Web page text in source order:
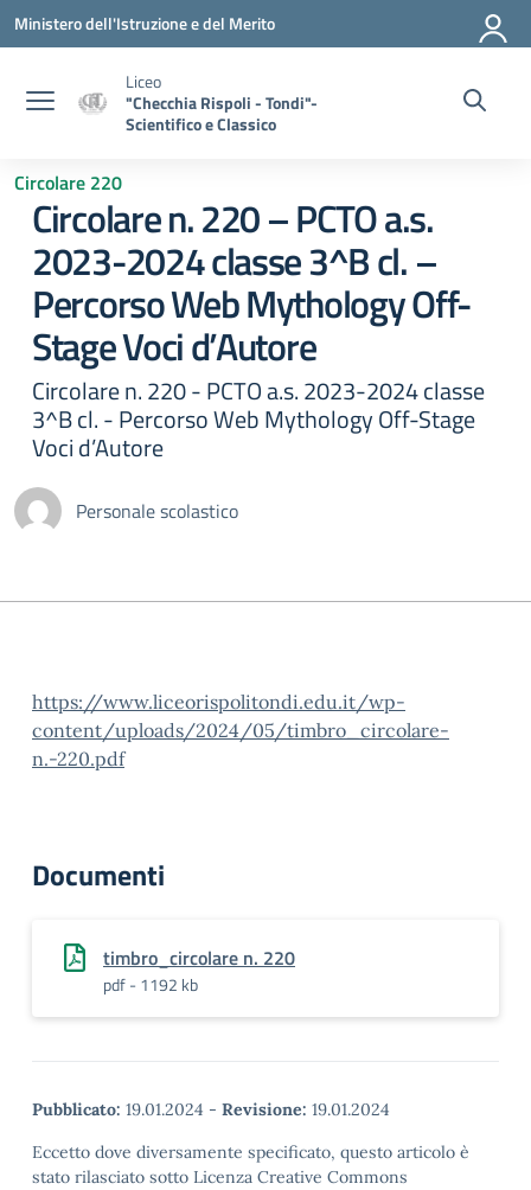
Vai ai contenuti
Vai al menu di navigazione
Vai al footer
Ministero dell'Istruzione e del Merito
Liceo
"Checchia Rispoli - Tondi"-
Scientifico e Classico
Circolare 220
Circolare n. 220 – PCTO a.s.
2023-2024 classe 3^B cl. –
Percorso Web Mythology Off-
Stage Voci d’Autore
Circolare n. 220 - PCTO a.s. 2023-2024 classe
3^B cl. - Percorso Web Mythology Off-Stage
Voci d’Autore
Personale scolastico
https://www.liceorispolitondi.edu.it/wp-
content/uploads/2024/05/timbro_circolare-
n.-220.pdf
Documenti
timbro_circolare n. 220
pdf - 1192 kb
Pubblicato: 19.01.2024 - Revisione: 19.01.2024
Eccetto dove diversamente specificato, questo articolo è
stato rilasciato sotto Licenza Creative Commons